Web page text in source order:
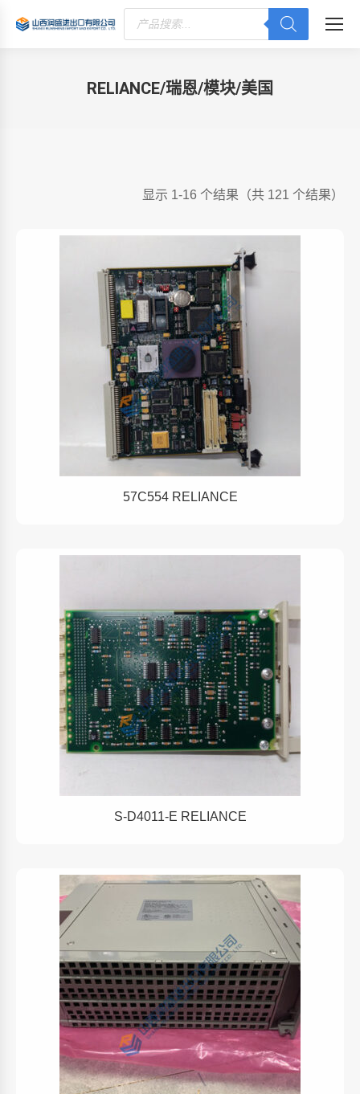
Products
search
RELIANCE/瑞恩/模块/美国
显示 1-16 个结果（共 121 个结果）
57C554 RELIANCE
S-D4011-E RELIANCE